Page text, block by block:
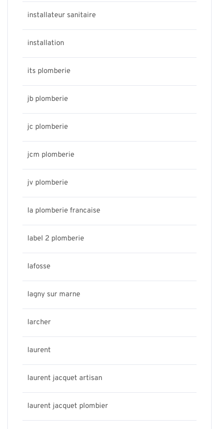
installateur sanitaire
installation
its plomberie
jb plomberie
jc plomberie
jcm plomberie
jv plomberie
la plomberie francaise
label 2 plomberie
lafosse
lagny sur marne
larcher
laurent
laurent jacquet artisan
laurent jacquet plombier